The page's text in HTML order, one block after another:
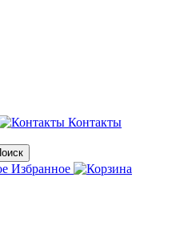
Контакты
Избранное